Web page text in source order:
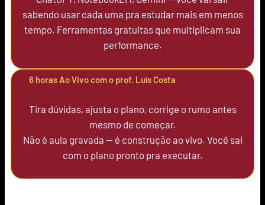
sabendo usar cada uma pra estudar mais em menos
tempo. Ferramentas gratuitas que multiplicam sua
performance.
6 horas Ao Vivo com o prof. Luís Costa
Tira dúvidas, ajusta o plano, corrige o rumo antes
mesmo de começar.
Não é aula gravada — é construção ao vivo. Você sai
com o plano pronto pra executar.